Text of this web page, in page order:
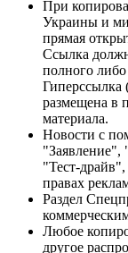
При
Украины и
прямая
Ссылка
полного либо
Гиперссылка
размещена в
материала.
Новости с
"Тест-
правах
Раздел
Любое
другое